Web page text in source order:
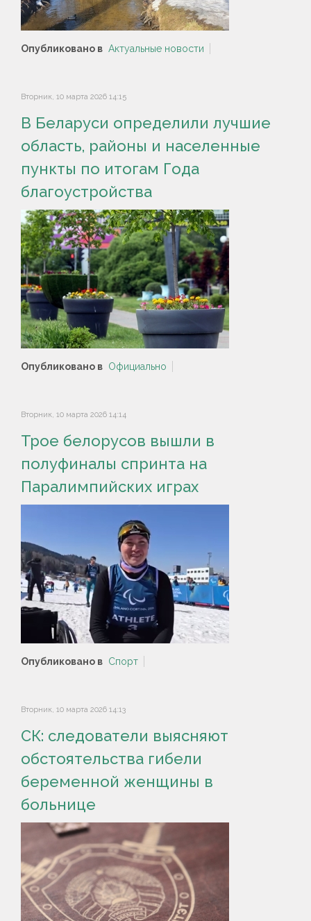
Опубликовано в Актуальные новости
Вторник, 10 марта 2026 14:15
В Беларуси определили лучшие
область, районы и населенные
пункты по итогам Года
благоустройства
Опубликовано в Официально
Вторник, 10 марта 2026 14:14
Трое белорусов вышли в
полуфиналы спринта на
Паралимпийских играх
Опубликовано в Спорт
Вторник, 10 марта 2026 14:13
СК: следователи выясняют
обстоятельства гибели
беременной женщины в
больнице